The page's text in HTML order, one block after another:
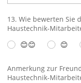
13. Wie bewerten Sie
Haustechnik-
😊😊 😊
Anmerkung zur Freundlichkeit und Flexibilität der
Haustechnik-